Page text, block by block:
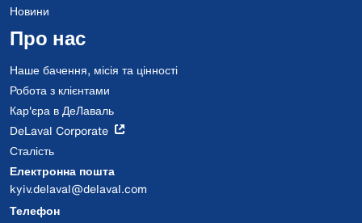
Новини
Про нас
Наше бачення, місія та цінності
Робота з клієнтами
Кар'єра в ДеЛаваль
DeLaval Corporate
Сталість
Електронна пошта
kyiv.delaval@delaval.com
Телефон